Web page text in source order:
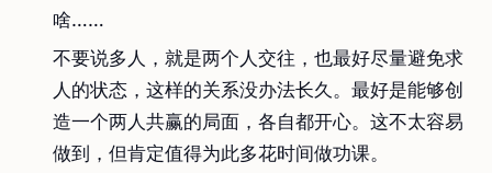
啥……
不要说多人，就是两个人交往，也最好尽量避免求
人的状态，这样的关系没办法长久。最好是能够创
造一个两人共赢的局面，各自都开心。这不太容易
做到，但肯定值得为此多花时间做功课。